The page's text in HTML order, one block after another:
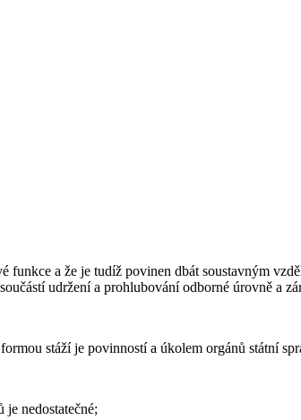
funkce a že je tudíž povinen dbát soustavným
udržení a prohlubování odborné úrovně a
stáží je povinností a úkolem orgánů státní
je nedostatečné;